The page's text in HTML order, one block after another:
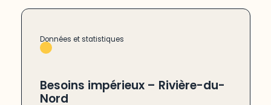
Données et statistiques
Besoins impérieux – Rivière-du-
Nord